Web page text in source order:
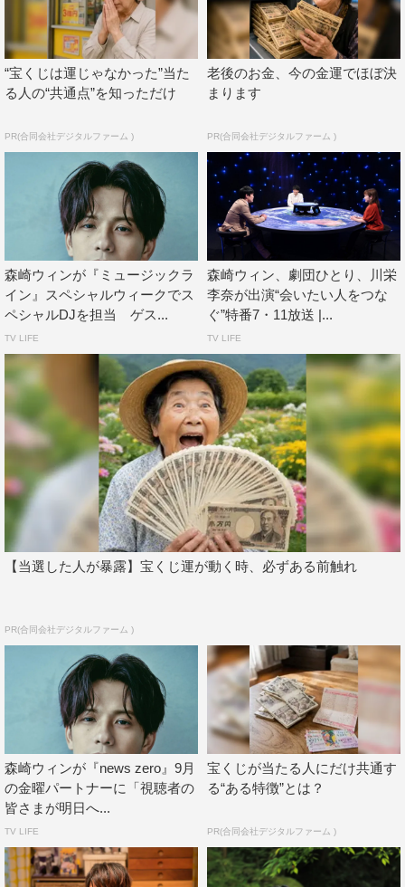
森崎は「このドラマの主人公・エーミンを演じるために、
僕は生まれてきたような気がしてなりません。このドラマ
に出会えて心から感謝しています。とにかくたくさんの方
に届けられるよう、精いっぱい演じさせていただきます」
“宝くじは運じゃなかった”当た
る人の“共通点”を知っただけ
PR(合同会社デジタルファーム )
老後のお金、今の金運でほぼ決
まります
PR(合同会社デジタルファーム )
森崎ウィンが『ミュージックラ
イン』スペシャルウィークでス
ペシャルDJを担当 ゲス...
TV LIFE
森崎ウィン、劇団ひとり、川栄
李奈が出演“会いたい人をつな
ぐ”特番7・11放送 |...
TV LIFE
【当選した人が暴露】宝くじ運が動く時、必ずある前触れ
PR(合同会社デジタルファーム )
森崎ウィンが『news zero』9月
の金曜パートナーに「視聴者の
皆さまが明日へ...
TV LIFE
宝くじが当たる人にだけ共通す
る“ある特徴”とは？
PR(合同会社デジタルファーム )